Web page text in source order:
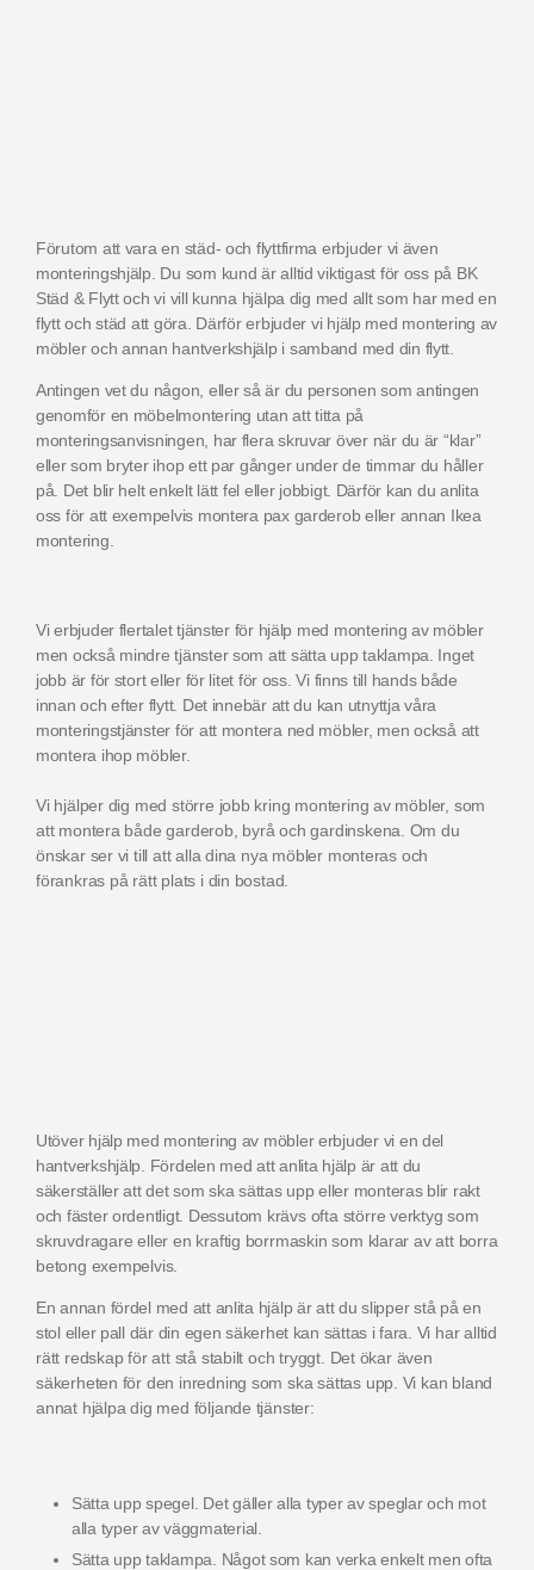
Förutom att vara en städ- och flyttfirma erbjuder vi även
monteringshjälp. Du som kund är alltid viktigast för oss på BK
Städ & Flytt och vi vill kunna hjälpa dig med allt som har med en
flytt och städ att göra. Därför erbjuder vi hjälp med montering av
möbler och annan hantverkshjälp i samband med din flytt.
Antingen vet du någon, eller så är du personen som antingen
genomför en möbelmontering utan att titta på
monteringsanvisningen, har flera skruvar över när du är “klar”
eller som bryter ihop ett par gånger under de timmar du håller
på. Det blir helt enkelt lätt fel eller jobbigt. Därför kan du anlita
oss för att exempelvis montera pax garderob eller annan Ikea
montering.
Vi erbjuder flertalet tjänster för hjälp med montering av möbler
men också mindre tjänster som att sätta upp taklampa. Inget
jobb är för stort eller för litet för oss. Vi finns till hands både
innan och efter flytt. Det innebär att du kan utnyttja våra
monteringstjänster för att montera ned möbler, men också att
montera ihop möbler.
Vi hjälper dig med större jobb kring montering av möbler, som
att montera både garderob, byrå och gardinskena. Om du
önskar ser vi till att alla dina nya möbler monteras och
förankras på rätt plats i din bostad.
Utöver hjälp med montering av möbler erbjuder vi en del
hantverkshjälp. Fördelen med att anlita hjälp är att du
säkerställer att det som ska sättas upp eller monteras blir rakt
och fäster ordentligt. Dessutom krävs ofta större verktyg som
skruvdragare eller en kraftig borrmaskin som klarar av att borra
betong exempelvis.
En annan fördel med att anlita hjälp är att du slipper stå på en
stol eller pall där din egen säkerhet kan sättas i fara. Vi har alltid
rätt redskap för att stå stabilt och tryggt. Det ökar även
säkerheten för den inredning som ska sättas upp. Vi kan bland
annat hjälpa dig med följande tjänster:
Sätta upp spegel. Det gäller alla typer av speglar och mot
alla typer av väggmaterial.
Sätta upp taklampa. Något som kan verka enkelt men ofta